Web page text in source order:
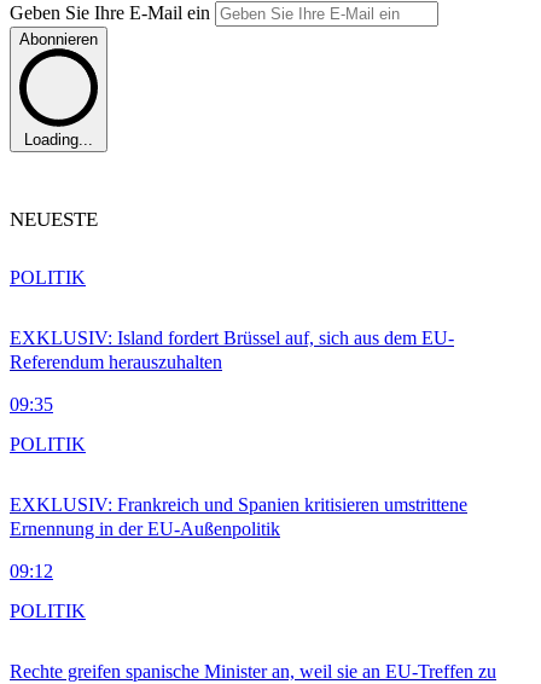
Geben Sie Ihre E-Mail ein
Abonnieren
Loading...
NEUESTE
EXKLUSIV: Island fordert Brüssel auf, sich aus dem EU-
Referendum herauszuhalten
09:35
POLITIK
EXKLUSIV: Frankreich und Spanien kritisieren umstrittene
Ernennung in der EU-Außenpolitik
09:12
POLITIK
Rechte greifen spanische Minister an, weil sie an EU-Treffen zu
POLITIK